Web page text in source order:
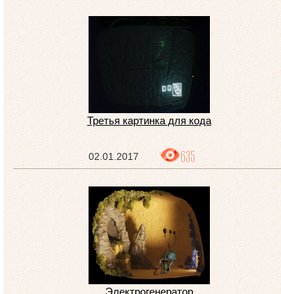
Третья картинка для кода
02.01.2017 635
Электрогенератор